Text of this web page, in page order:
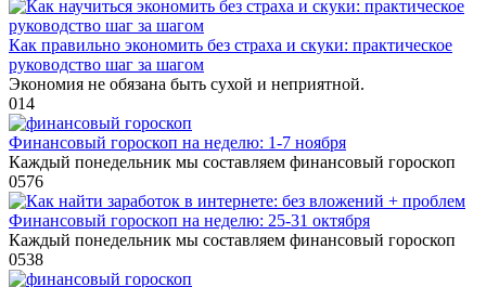
Как правильно экономить без страха и скуки: практическое
руководство шаг за шагом
Экономия не обязана быть сухой и неприятной.
014
Финансовый гороскоп на неделю: 1-7 ноября
Каждый понедельник мы составляем финансовый гороскоп
0576
Финансовый гороскоп на неделю: 25-31 октября
Каждый понедельник мы составляем финансовый гороскоп
0538